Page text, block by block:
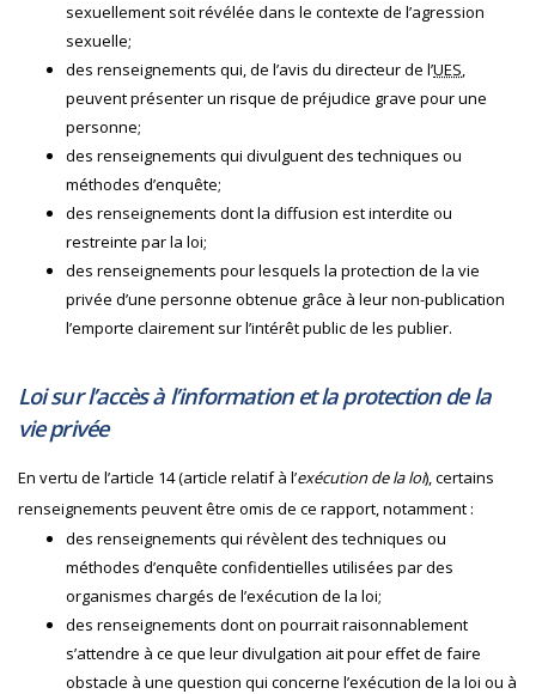
sexuellement soit révélée dans le contexte de l’agression
sexuelle;
des renseignements qui, de l’avis du directeur de l’UES,
peuvent présenter un risque de préjudice grave pour une
personne;
des renseignements qui divulguent des techniques ou
méthodes d’enquête;
des renseignements dont la diffusion est interdite ou
restreinte par la loi;
des renseignements pour lesquels la protection de la vie
privée d’une personne obtenue grâce à leur non-publication
l’emporte clairement sur l’intérêt public de les publier.
Loi sur l’accès à l’information et la protection de la
vie privée
En vertu de l’article 14 (article relatif à l’exécution de la loi), certains
renseignements peuvent être omis de ce rapport, notamment :
des renseignements qui révèlent des techniques ou
méthodes d’enquête confidentielles utilisées par des
organismes chargés de l’exécution de la loi;
des renseignements dont on pourrait raisonnablement
s’attendre à ce que leur divulgation ait pour effet de faire
obstacle à une question qui concerne l’exécution de la loi ou à